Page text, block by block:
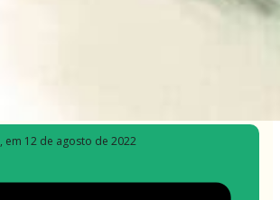
, em 12 de agosto de 2022